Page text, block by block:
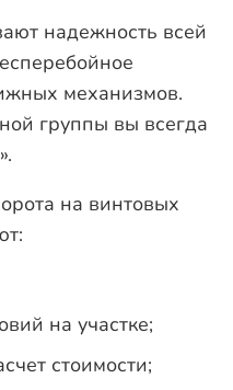
надежность всей
механизмов.
группы вы всегда
на винтовых
на участке;
стоимости;